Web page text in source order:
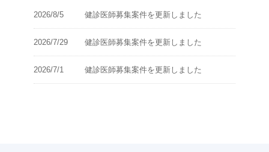
2026/8/5 健診医師募集案件を更新しました
2026/7/29 健診医師募集案件を更新しました
2026/7/1 健診医師募集案件を更新しました